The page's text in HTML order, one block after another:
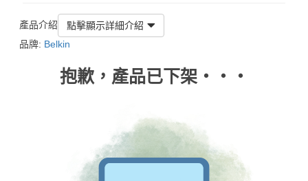
產品介紹
點擊顯示詳細介紹
品牌: Belkin
抱歉，產品已下架‧‧‧